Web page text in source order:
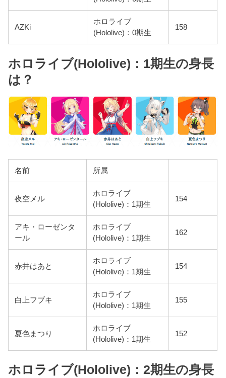
AZKi
ホロライブ
(Hololive)：0期生
158
ホロライブ(Hololive)：1期生の身長
は？
名前 所属
夜空メル
ホロライブ
(Hololive)：1期生
154
アキ・ローゼンタ
ール
ホロライブ
(Hololive)：1期生
162
赤井はあと
ホロライブ
(Hololive)：1期生
154
白上フブキ
ホロライブ
(Hololive)：1期生
155
夏色まつり
ホロライブ
(Hololive)：1期生
152
ホロライブ(Hololive)：2期生の身長